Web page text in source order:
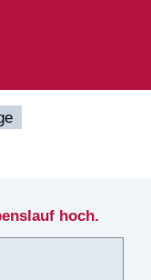
hoch.